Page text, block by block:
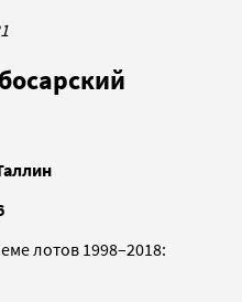
лотов 1998–2018: